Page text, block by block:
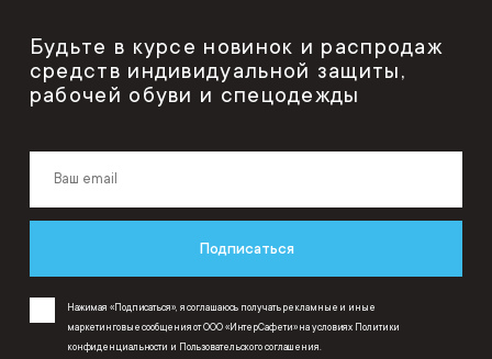
Будьте в курсе новинок и распродаж
средств индивидуальной защиты,
рабочей обуви и спецодежды
Подписаться
Нажимая «Подписаться», я соглашаюсь получать рекламные и иные
маркетинговые сообщения от ООО «ИнтерСафети» на условиях Политики
конфиденциальности и Пользовательского соглашения